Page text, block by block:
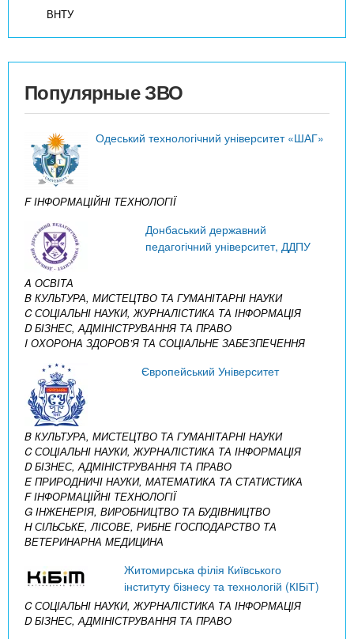
ВНТУ
Популярные ЗВО
Одеський технологічний університет «ШАГ»
F ІНФОРМАЦІЙНІ ТЕХНОЛОГІЇ
Донбаський державний
педагогічний університет, ДДПУ
A ОСВІТА
B КУЛЬТУРА, МИСТЕЦТВО ТА ГУМАНІТАРНІ НАУКИ
C СОЦІАЛЬНІ НАУКИ, ЖУРНАЛІСТИКА ТА ІНФОРМАЦІЯ
D БІЗНЕС, АДМІНІСТРУВАННЯ ТА ПРАВО
I ОХОРОНА ЗДОРОВ’Я ТА СОЦІАЛЬНЕ ЗАБЕЗПЕЧЕННЯ
Європейський Університет
B КУЛЬТУРА, МИСТЕЦТВО ТА ГУМАНІТАРНІ НАУКИ
C СОЦІАЛЬНІ НАУКИ, ЖУРНАЛІСТИКА ТА ІНФОРМАЦІЯ
D БІЗНЕС, АДМІНІСТРУВАННЯ ТА ПРАВО
E ПРИРОДНИЧІ НАУКИ, МАТЕМАТИКА ТА СТАТИСТИКА
F ІНФОРМАЦІЙНІ ТЕХНОЛОГІЇ
G ІНЖЕНЕРІЯ, ВИРОБНИЦТВО ТА БУДІВНИЦТВО
H СІЛЬСЬКЕ, ЛІСОВЕ, РИБНЕ ГОСПОДАРСТВО ТА
ВЕТЕРИНАРНА МЕДИЦИНА
Житомирська філія Київського
інституту бізнесу та технологій (КІБіТ)
C СОЦІАЛЬНІ НАУКИ, ЖУРНАЛІСТИКА ТА ІНФОРМАЦІЯ
D БІЗНЕС, АДМІНІСТРУВАННЯ ТА ПРАВО